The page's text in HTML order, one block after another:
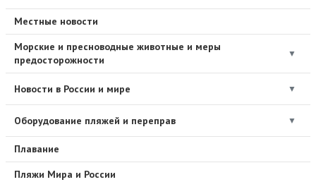
Местные новости
Морские и пресноводные животные и меры
предосторожности
▼
Новости в России и мире ▼
Оборудование пляжей и переправ ▼
Плавание
Пляжи Мира и России